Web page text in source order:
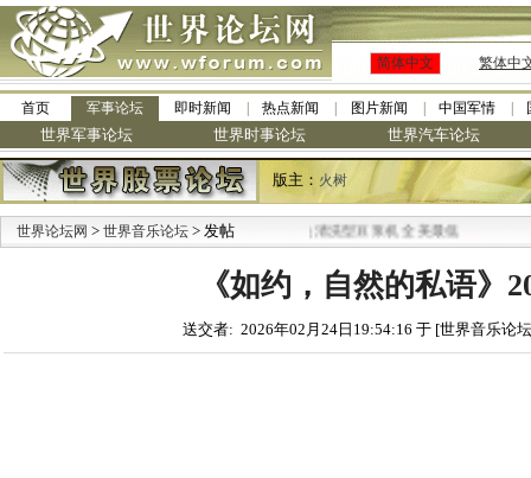
简体中文 繁体中
首页 军事论坛 即时新闻 热点新闻 图片新闻 中国军情
世界军事论坛 世界时事论坛 世界汽车论坛
版主： 火树
世界论坛网 > 世界音乐论坛 > 发帖
·九阳全新免清洗型豆浆机 全美最低
《如约，自然的私语》
送交者: 2026年02月24日19:54:16 于 [世界音乐论